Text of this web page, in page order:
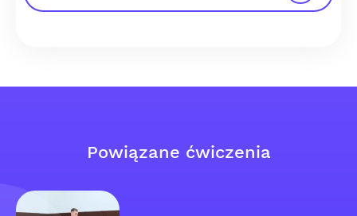
Powiązane ćwiczenia